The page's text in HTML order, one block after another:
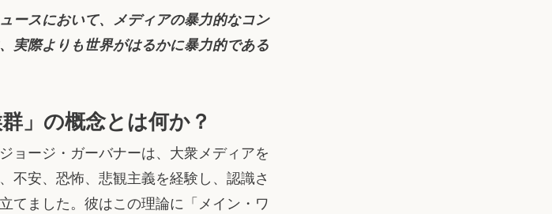
ースにおいて、メディアの暴力的なコン
実際よりも世界がはるかに暴力的である
」の概念とは何か？
ョージ・ガーバナーは、大衆メディアを
不安、恐怖、悲観主義を経験し、認識さ
てました。彼はこの理論に「メイン・ワ